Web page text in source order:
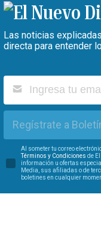
Las noticias
directa para entender
Regístrate a
Al someter tu correo
Términos y Condiciones de
información u ofertas
Media, sus afiliadas o de
boletines en cualquier